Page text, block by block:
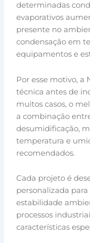
determinadas
evaporativos
presente no
condensação em
equipamentos e
Por esse motivo, a
técnica antes de
muitos casos, o
a combinação
desumidificação,
temperatura e
recomendados.
Cada projeto é
personalizada
estabilidade
processos
características